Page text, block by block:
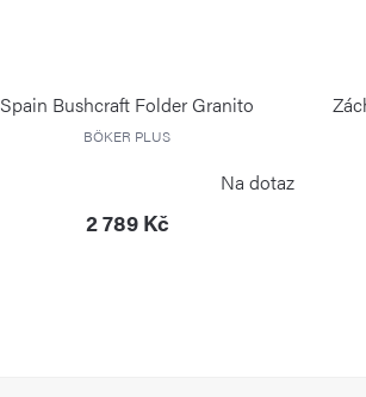
Spain Bushcraft Folder Granito
BÖKER PLUS
Na dotaz
2 789 Kč